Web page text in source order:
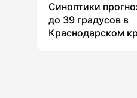
Синоптики
до 39 градусов в
Краснодарском